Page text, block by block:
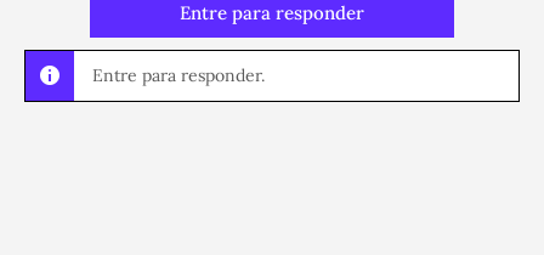
Entre para responder
Entre para responder.